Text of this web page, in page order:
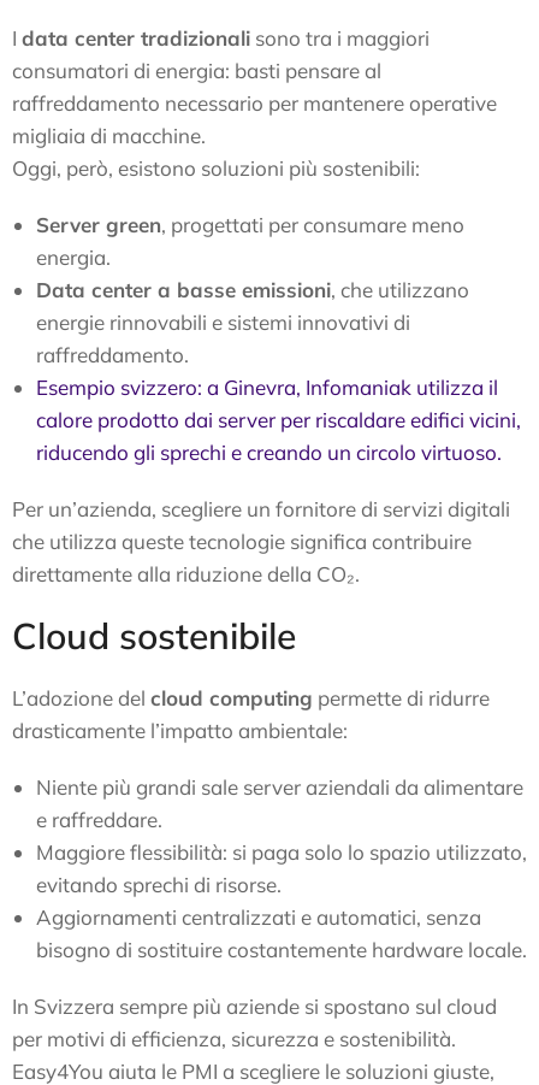
I data center tradizionali sono tra i maggiori
consumatori di energia: basti pensare al
raffreddamento necessario per mantenere operative
migliaia di macchine.
Oggi, però, esistono soluzioni più sostenibili:
Server green, progettati per consumare meno
energia.
Data center a basse emissioni, che utilizzano
energie rinnovabili e sistemi innovativi di
raffreddamento.
Esempio svizzero: a Ginevra, Infomaniak utilizza il
calore prodotto dai server per riscaldare edifici vicini,
riducendo gli sprechi e creando un circolo virtuoso.
Per un’azienda, scegliere un fornitore di servizi digitali
che utilizza queste tecnologie significa contribuire
direttamente alla riduzione della CO₂.
Cloud sostenibile
L’adozione del cloud computing permette di ridurre
drasticamente l’impatto ambientale:
Niente più grandi sale server aziendali da alimentare
e raffreddare.
Maggiore flessibilità: si paga solo lo spazio utilizzato,
evitando sprechi di risorse.
Aggiornamenti centralizzati e automatici, senza
bisogno di sostituire costantemente hardware locale.
In Svizzera sempre più aziende si spostano sul cloud
per motivi di efficienza, sicurezza e sostenibilità.
Easy4You aiuta le PMI a scegliere le soluzioni giuste,